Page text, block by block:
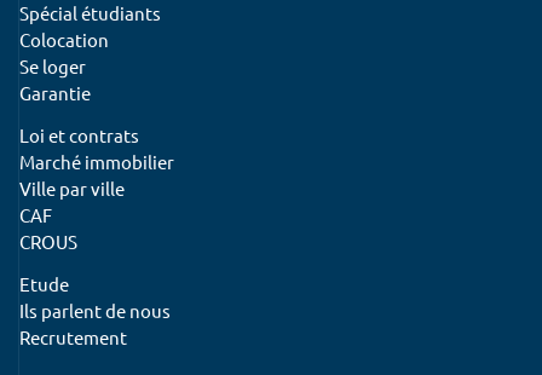
Spécial étudiants
Colocation
Se loger
Garantie
Loi et contrats
Marché immobilier
Ville par ville
CAF
CROUS
Etude
Ils parlent de nous
Recrutement